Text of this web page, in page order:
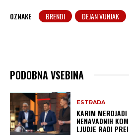
OZNAKE BRENDI DEJAN VUNJAK
PODOBNA VSEBINA
ESTRADA
KARIM
NENAVADNIH
LJUDJE RADI